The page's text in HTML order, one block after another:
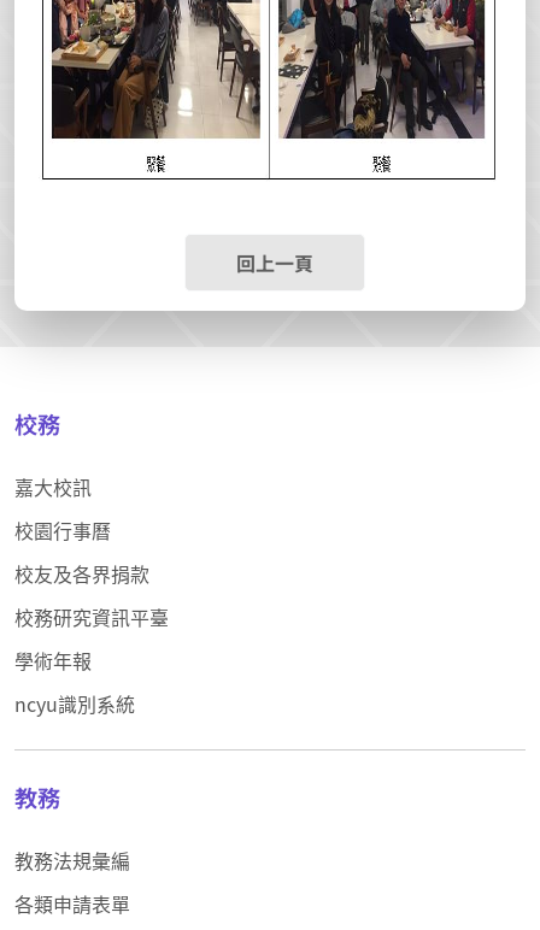
回上一頁
校務
嘉大校訊
校園行事曆
校友及各界捐款
校務研究資訊平臺
學術年報
ncyu識別系統
教務
教務法規彙編
各類申請表單